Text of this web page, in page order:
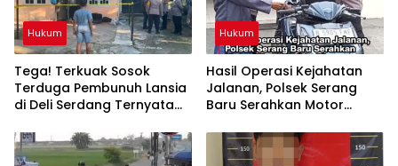
Hukum
Tega! Terkuak Sosok
Terduga Pembunuh Lansia
di Deli Serdang Ternyata
Korban
Hukum
Hasil Operasi Kejahatan
Jalanan, Polsek Serang
Baru Serahkan Motor